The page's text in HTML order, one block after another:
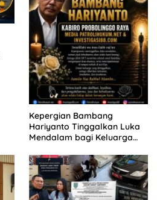
Kepergian Bambang
Hariyanto Tinggalkan Luka
Mendalam bagi Keluarga